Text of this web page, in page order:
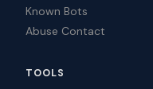
Known Bots
Abuse Contact
TOOLS